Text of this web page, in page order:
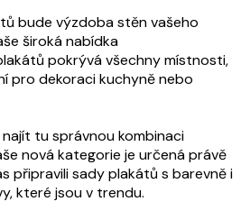
bude výzdoba stěn vašeho
široká nabídka
pokrývá všechny místnosti,
pro dekoraci kuchyně nebo
tu správnou kombinaci
nová kategorie je určená právě
připravili sady plakátů s barevně i
které jsou v trendu.